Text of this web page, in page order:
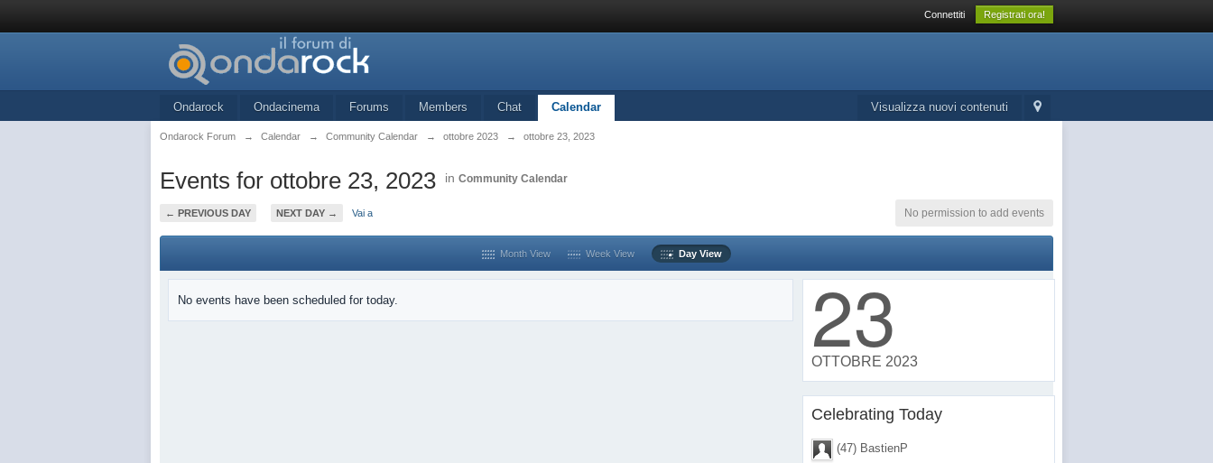
Connettiti Registrati ora!
Visualizza nuovi contenuti
Ondarock Ondacinema Forums Members Chat Calendar
Ondarock Forum → Calendar → Community Calendar → ottobre 2023 → ottobre 23, 2023
Events for ottobre 23, 2023 in Community Calendar
← PREVIOUS DAY NEXT DAY → Vai a No permission to add events
Month View Week View Day View
No events have been scheduled for today. 23
OTTOBRE 2023
Celebrating Today
(47) BastienP